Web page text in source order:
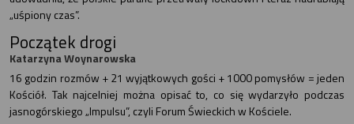
„uśpiony czas”.
Początek drogi
Katarzyna Woynarowska
16 godzin rozmów + 21 wyjątkowych gości + 1000 pomysłów = jeden
Kościół. Tak najcelniej można opisać to, co się wydarzyło podczas
jasnogórskiego „Impulsu”, czyli Forum Świeckich w Kościele.